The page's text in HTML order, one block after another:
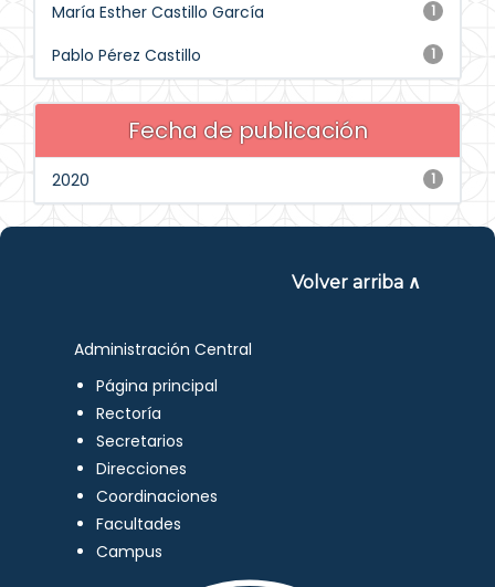
1
María Esther Castillo García
1
Pablo Pérez Castillo
Fecha de publicación
1
2020
Volver arriba ∧
Administración Central
Página principal
Rectoría
Secretarios
Direcciones
Coordinaciones
Facultades
Campus